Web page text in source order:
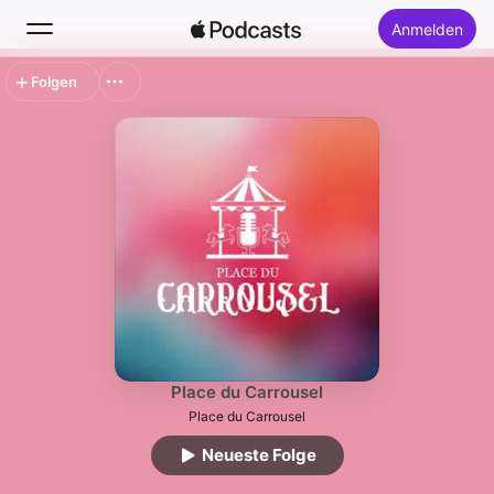
Anmelden
Place du Carrousel
Place du Carrousel
Neueste Folge
Folgen